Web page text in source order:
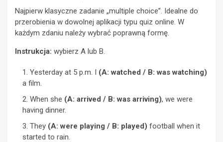
Najpierw klasyczne zadanie „multiple choice”. Idealne do
przerobienia w dowolnej aplikacji typu quiz online. W
każdym zdaniu należy wybrać poprawną formę.
Instrukcja: wybierz A lub B.
Yesterday at 5 p.m. I (A: watched / B: was watching)
a film.
When she (A: arrived / B: was arriving), we were
having dinner.
They (A: were playing / B: played) football when it
started to rain.